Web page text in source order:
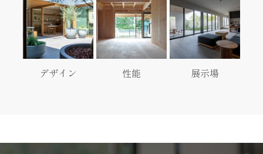
デザイン 性能 展示場